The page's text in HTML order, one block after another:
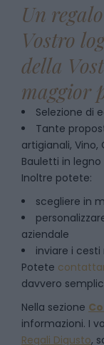
Un
Vostro
della
maggior
Selezione di
Tante
artigianali,
Bauletti in legno
Inoltre potete:
scegliere in
aziendale
inviare i
Potete
davvero
Nella sezione
informazioni. I
Regali Digusto,